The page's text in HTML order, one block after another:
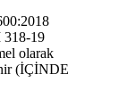
19
olarak
(İÇİNDE